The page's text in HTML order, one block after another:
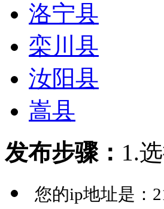
洛宁县
栾川县
汝阳县
嵩县
发布步骤： 1.
您的ip地址是：